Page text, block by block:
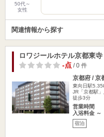
50代～
女性
関連情報から探す
ロワジールホテル京都東寺
-点/ 0 件
京都府 / 京
東向日駅
JR「京都駅
徒歩3分
営業時間
入浴料金 ～
宿泊